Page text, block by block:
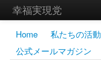
幸福実現党
メンバーズページ
党員
Home 私たちの活動
公式メールマガジン